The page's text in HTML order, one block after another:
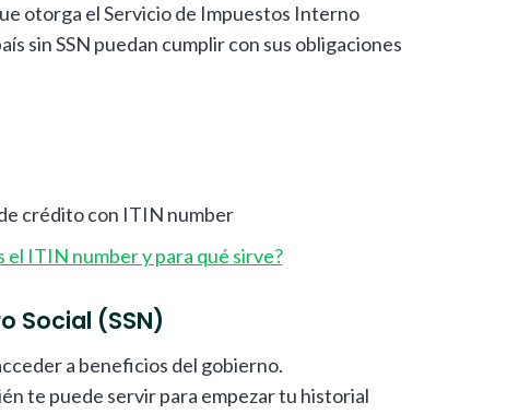
otorga el Servicio de Impuestos Interno
sin SSN puedan cumplir con sus obligaciones
crédito con ITIN number
el ITIN number y para qué sirve?
Social (SSN)
a beneficios del gobierno.
te puede servir para empezar tu historial